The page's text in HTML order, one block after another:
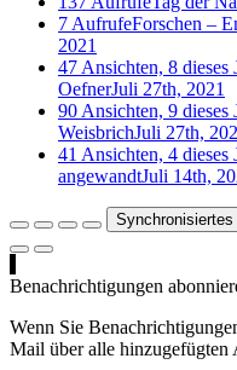
7 AufrufeForschen –
2021
47 Ansichten, 8 dieses
OefnerJuli 27th, 2021
90 Ansichten, 9 dieses
WeisbrichJuli 27th,
41 Ansichten, 4 dieses
angewandtJuli 14th,
Benachrichtigungen
Wenn Sie
Mail über alle hinzugefügten